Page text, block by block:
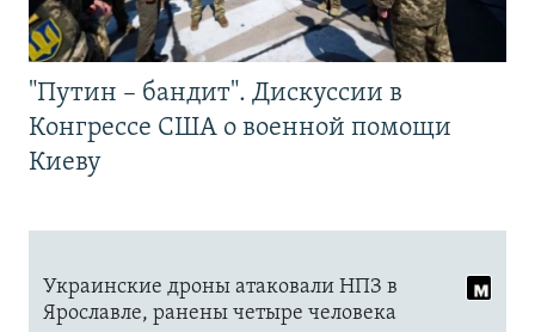
"Путин – бандит". Дискуссии в
Конгрессе США о военной помощи
Киеву